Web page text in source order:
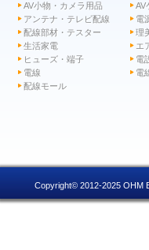
AV小物・カメラ用品
AV
アンテナ・テレビ配線
電
配線部材・テスター
理
生活家電
エ
ヒューズ・端子
電
電線
電
配線モール
Copyright© 2012-2025 OHM